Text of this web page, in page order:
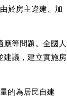
於房主違建、加
等問題。全國人
建議，建立實施房
的為居民自建